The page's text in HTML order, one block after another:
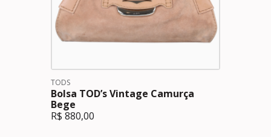
TODS
Bolsa TOD’s Vintage Camurça
Bege
R$ 880,00